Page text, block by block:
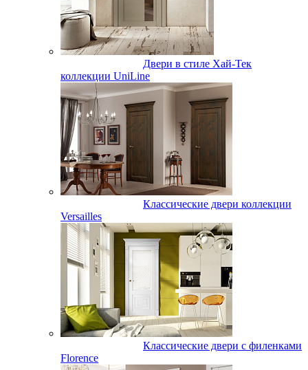
Двери в стиле Хай-Тек
коллекции UniLine
Классические двери коллекции
Versailles
Классические двери с филенками
Florence